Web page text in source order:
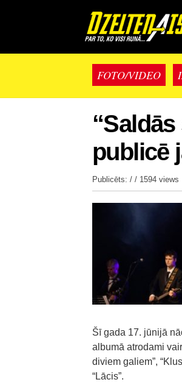
FOTO/VIDEO
publicē
Publicēts: / / 1594 views
Šī gada 17. jūnijā
albumā atrodami
diviem galiem”,
“Lācis”.